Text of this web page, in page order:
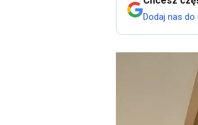
Dodaj nas do